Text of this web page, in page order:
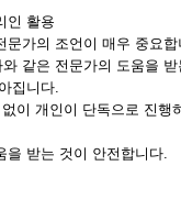
인 활용
문가의 조언이 매우 중요합
같은 전문가의 도움을
집니다.
이 개인이 단독으로 진행
을 받는 것이 안전합니다.